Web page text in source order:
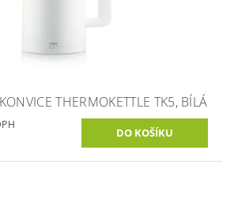
THERMOKETTLE TK5, BÍLÁ
DPH